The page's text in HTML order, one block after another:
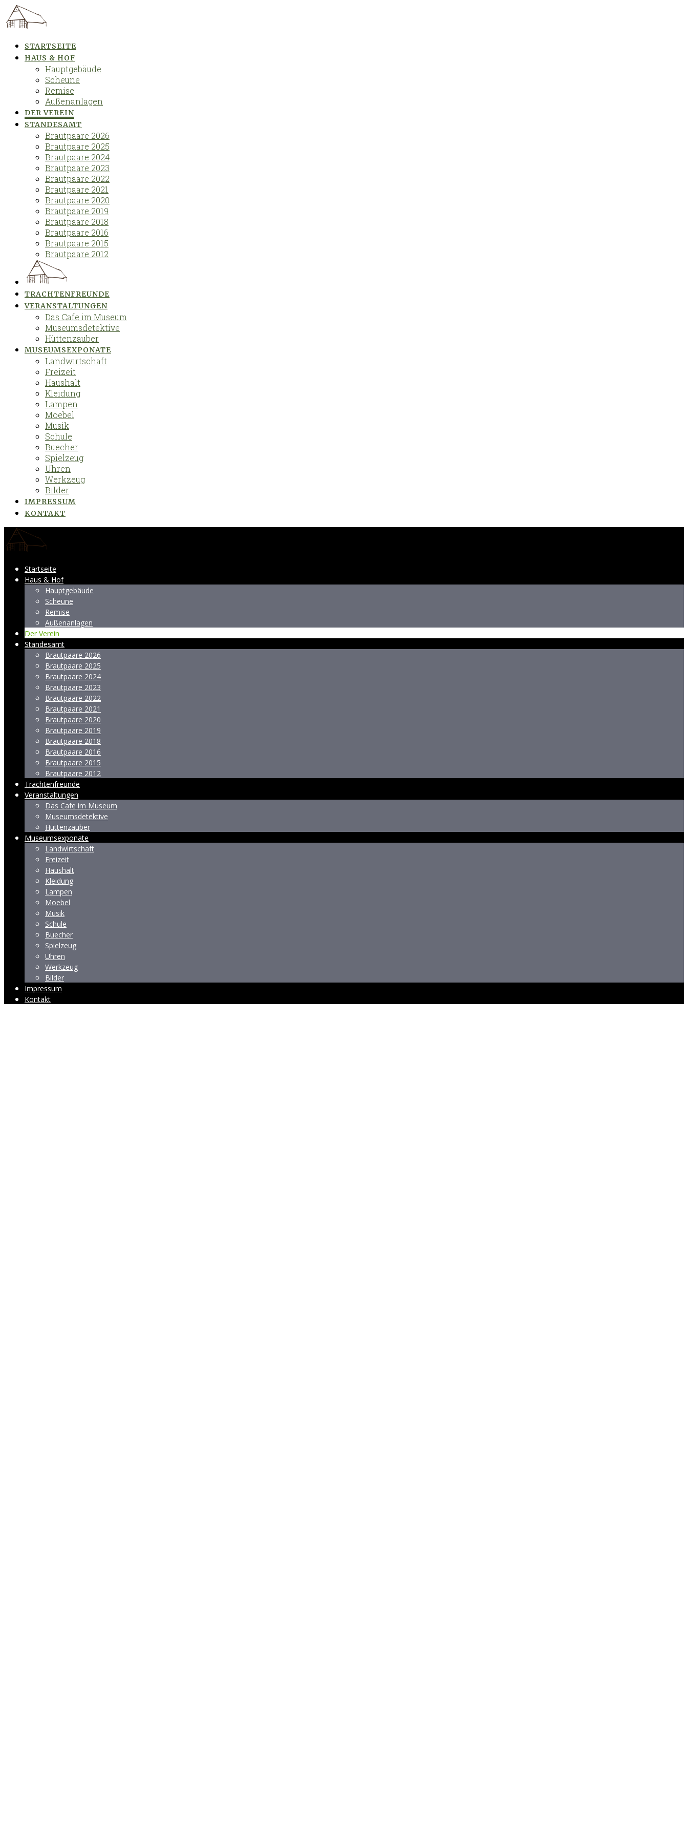
Skip
to
content
STARTSEITE
HAUS & HOF
Hauptgebäude
Scheune
Remise
Außenanlagen
DER VEREIN
STANDESAMT
Brautpaare 2026
Brautpaare 2025
Brautpaare 2024
Brautpaare 2023
Brautpaare 2022
Brautpaare 2021
Brautpaare 2020
Brautpaare 2019
Brautpaare 2018
Brautpaare 2016
Brautpaare 2015
Brautpaare 2012
TRACHTENFREUNDE
VERANSTALTUNGEN
Das Cafe im Museum
Museumsdetektive
Hüttenzauber
MUSEUMSEXPONATE
Landwirtschaft
Freizeit
Haushalt
Kleidung
Lampen
Moebel
Musik
Schule
Buecher
Spielzeug
Uhren
Werkzeug
Bilder
IMPRESSUM
KONTAKT
Startseite
Haus & Hof
Hauptgebäude
Scheune
Remise
Außenanlagen
Der Verein
Standesamt
Brautpaare 2026
Brautpaare 2025
Brautpaare 2024
Brautpaare 2023
Brautpaare 2022
Brautpaare 2021
Brautpaare 2020
Brautpaare 2019
Brautpaare 2018
Brautpaare 2016
Brautpaare 2015
Brautpaare 2012
Trachtenfreunde
Veranstaltungen
Das Cafe im Museum
Museumsdetektive
Hüttenzauber
Museumsexponate
Landwirtschaft
Freizeit
Haushalt
Kleidung
Lampen
Moebel
Musik
Schule
Buecher
Spielzeug
Uhren
Werkzeug
Bilder
Impressum
Kontakt